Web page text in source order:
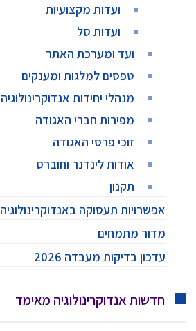
ועדות מקצועיות
ועדות סל
ועד ומערכת האתר
טפסים למלגות ומענקים
מנהלי יחידות אנדוקרינולוגיה
מפירות חברי האגודה
זוכי פרסי האגודה
אודות לינדנר וחוברס
תקנון
אפשרויות תעסוקה באנדוקרינולוגיה
מדור מתמחים
עדכון בדיקות מעבדה 2026
חדשות אנדוקרינולוגיה מאימד